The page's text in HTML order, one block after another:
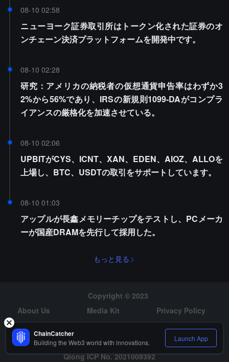
08-10 02:58
ニューヨーク証券取引所はトークン化された証券のオ
ンチェーン決済プラットフォームを開発中です。
08-10 02:28
研究：アメリカの納税者の仮想通貨申告率はわずか3
2%から56%であり、IRSの新規則1099-DAがコンプラ
イアンスの厳格化を加速させている。
08-10 02:06
UPBITがCYS、ICNT、XAN、EDEN、AIOZ、ALLOを
上場し、BTC、USDTの取引をサポートしています。
08-10 01:03
アップルが長鑫メモリーチップをテストし、PCメーカ
ーが国産DRAMを先行して採用した。
もっと見る
Copyright © 2023
About Us
Media Kit
Privacy Policy
Risk Warning
Hiring
Qiong ICP No. 2021009392
ChainCatcher
Building the Web3 world with innovations. Launch App